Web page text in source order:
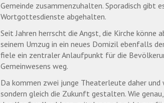
Gemeinde zusammenzuhalten. Sporadisch gibt
Wortgottesdienste abgehalten.
Seit Jahren herrscht die Angst, die Kirche könne
seinem Umzug in ein neues Domizil ebenfalls
fiele ein zentraler Anlaufpunkt für die
Gemeinwesens weg.
Da kommen zwei junge Theaterleute daher
sondern gleich die Zukunft gestalten. Wie